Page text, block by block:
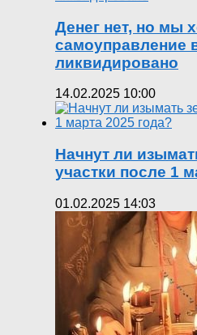
Денег нет, но мы
самоуправление
ликвидировано
14.02.2025 10:00
Начнут ли
участки после 1
01.02.2025 14:03